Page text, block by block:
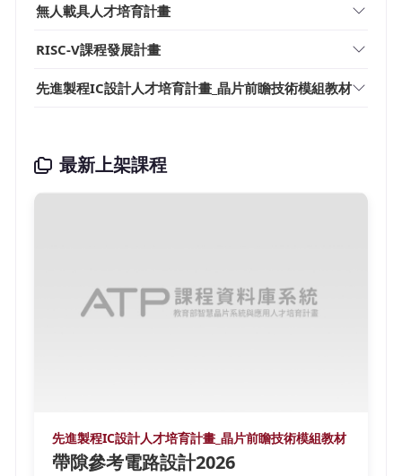
無人載具人才培育計畫
RISC-V課程發展計畫
先進製程IC設計人才培育計畫_晶片前瞻技術模組教材
最新上架課程
先進製程IC設計人才培育計畫_晶片前瞻技術模組教材
帶隙參考電路設計2026